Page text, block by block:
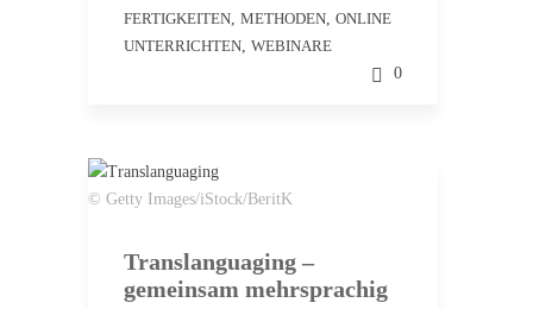
FERTIGKEITEN, METHODEN, ONLINE
UNTERRICHTEN, WEBINARE
0
© Getty Images/iStock/BeritK
Translanguaging –
gemeinsam mehrsprachig